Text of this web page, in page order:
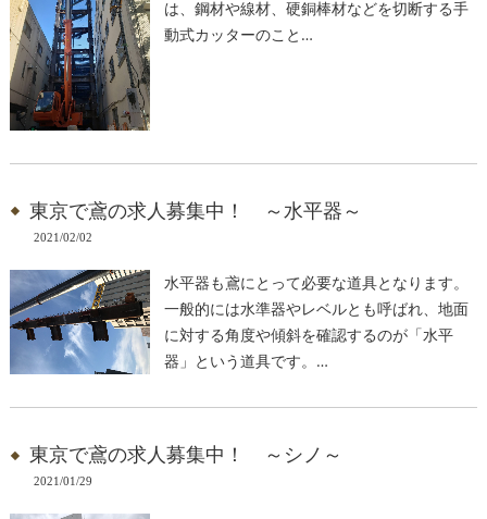
は、鋼材や線材、硬銅棒材などを切断する手
動式カッターのこと…
東京で鳶の求人募集中！ ～水平器～
2021/02/02
水平器も鳶にとって必要な道具となります。
一般的には水準器やレベルとも呼ばれ、地面
に対する角度や傾斜を確認するのが「水平
器」という道具です。…
東京で鳶の求人募集中！ ～シノ～
2021/01/29